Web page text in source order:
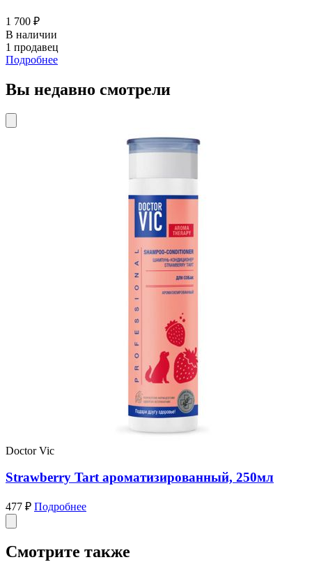
1 700 ₽
В наличии
1 продавец
Подробнее
Вы недавно смотрели
Doctor Vic
Strawberry Tart ароматизированный, 250мл
477 ₽ Подробнее
Смотрите также